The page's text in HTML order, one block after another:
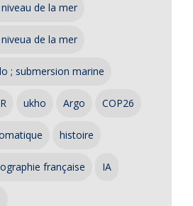
de la mer
de la mer
; submersion marine
ukho Argo COP26
histoire
française IA